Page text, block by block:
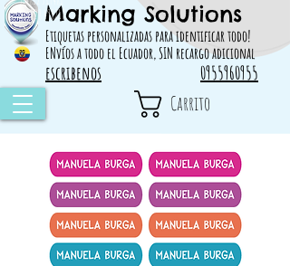
Marking Solutions
Etiquetas personalizadas para identificar todo!
ENvíos a todo el Ecuador, SIN recargo adicional
314828 498717
escribenos 0955960955
Carrito